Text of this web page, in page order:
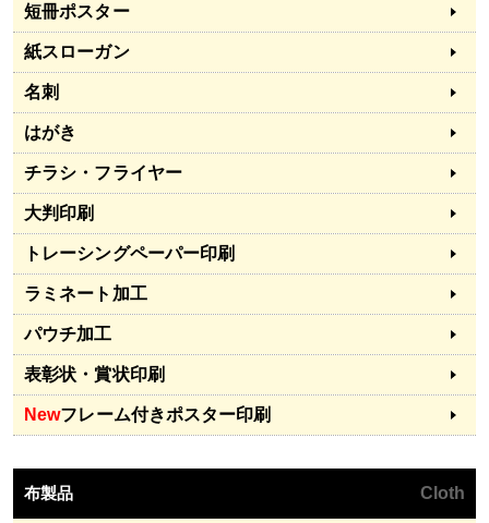
短冊ポスター
紙スローガン
名刺
はがき
チラシ・フライヤー
大判印刷
トレーシングペーパー印刷
ラミネート加工
パウチ加工
表彰状・賞状印刷
Newフレーム付きポスター印刷
布製品 Cloth